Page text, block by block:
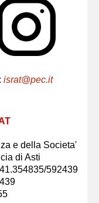
israt@pec.it
e della Societa'
di Asti
592439